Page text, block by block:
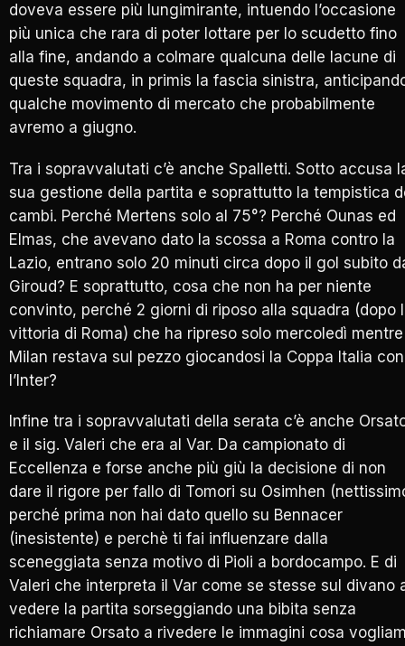
doveva essere più lungimirante, intuendo l’occasione
più unica che rara di poter lottare per lo scudetto fino
alla fine, andando a colmare qualcuna delle lacune di
queste squadra, in primis la fascia sinistra,
qualche movimento di mercato che probabilmente
avremo a giugno.
Tra i sopravvalutati c’è anche Spalletti. Sotto accusa
sua gestione della partita e soprattutto la tempistica
cambi. Perché Mertens solo al 75°? Perché Ounas ed
Elmas, che avevano dato la scossa a Roma contro la
Lazio, entrano solo 20 minuti circa dopo il gol subito
Giroud? E soprattutto, cosa che non ha per niente
convinto, perché 2 giorni di riposo alla squadra (dopo
vittoria di Roma) che ha ripreso solo mercoledì
Milan restava sul pezzo giocandosi la Coppa Italia con
l’Inter?
Infine tra i sopravvalutati della serata c’è anche
e il sig. Valeri che era al Var. Da campionato di
Eccellenza e forse anche più giù la decisione di non
dare il rigore per fallo di Tomori su Osimhen
perché prima non hai dato quello su Bennacer
(inesistente) e perchè ti fai influenzare dalla
sceneggiata senza motivo di Pioli a bordocampo. E di
Valeri che interpreta il Var come se stesse sul divano
vedere la partita sorseggiando una bibita senza
richiamare Orsato a rivedere le immagini cosa